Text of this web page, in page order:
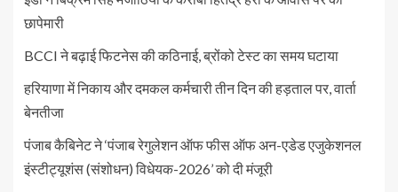
छापेमारी
BCCI ने बढ़ाई फिटनेस की कठिनाई, ब्रोंको टेस्ट का समय घटाया
हरियाणा में निकाय और दमकल कर्मचारी तीन दिन की हड़ताल पर, वार्ता
बेनतीजा
पंजाब कैबिनेट ने ‘पंजाब रेगुलेशन ऑफ फीस ऑफ अन-एडेड एजुकेशनल
इंस्टीट्यूशंस (संशोधन) विधेयक-2026’ को दी मंजूरी